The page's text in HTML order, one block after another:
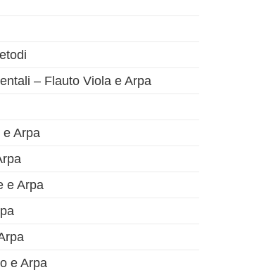
– Flauto Viola e Arpa
e Arpa
e Arpa
e Arpa